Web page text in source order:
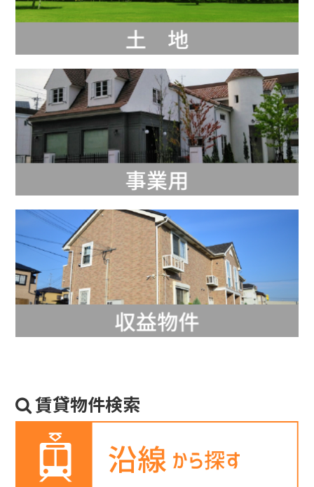
賃貸物件検索